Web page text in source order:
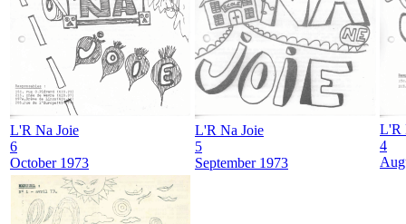
L'R Na Joie
6
October 1973
L'R Na Joie
5
September 1973
L'R
4